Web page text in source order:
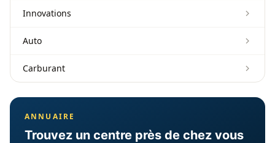
Innovations
Auto
Carburant
ANNUAIRE
Trouvez un centre près de chez vous